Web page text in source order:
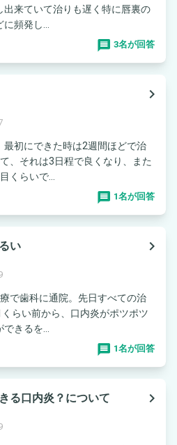
来ていて治りも遅く特に唇裏の
頻発し...
3名が回答
navigate_next
最初にできた時は2週間ほどで治
、それは3日程で良くなり、また
くらいで...
1名が回答
い
navigate_next
で歯科に通院。先日すべての治
らい前から、口内炎がポツポツ
きるを...
1名が回答
る口内炎？について
navigate_next